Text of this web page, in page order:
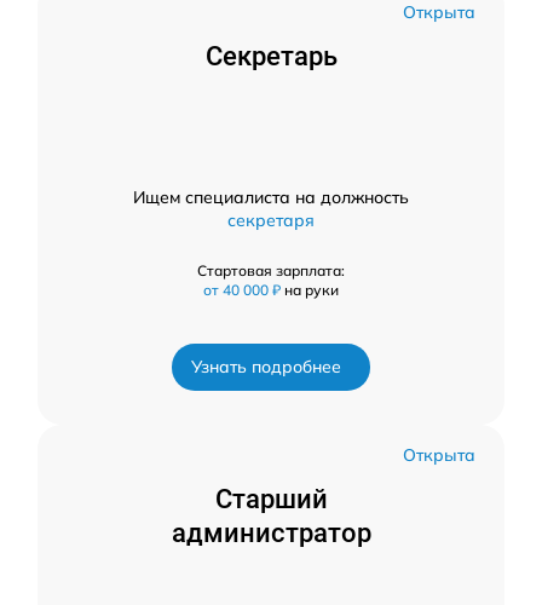
Открыта
Секретарь
Ищем специалиста на должность
секретаря
Стартовая зарплата:
от 40 000 ₽ на руки
Узнать подробнее
Открыта
Старший
администратор